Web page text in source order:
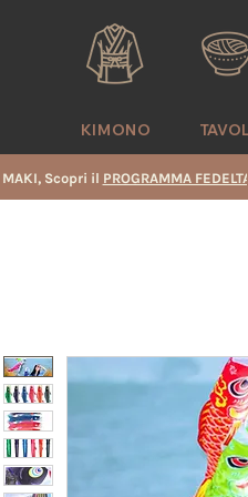
KIMONO
Scopri il PROGRAMMA FEDELTA'